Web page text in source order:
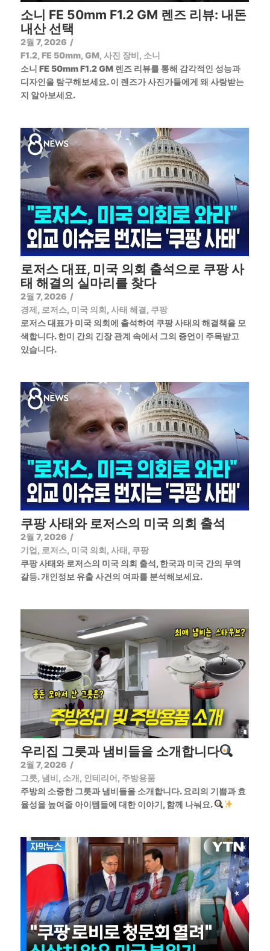
소니 FE 50mm F1.2 GM 렌즈 리뷰: 내돈
내산 선택
2월 7, 2026 /
F1.2, FE 50mm, GM, 사진 장비, 소니
소니 FE 50mm F1.2 GM 렌즈 리뷰를 통해 감각적인 성능과
디자인을 탐구해보세요. 이 렌즈가 사진가들에게 왜 사랑받는
지 알아보세요.
로저스 대표, 미국 의회 출석으로 쿠팡 사
태 해결의 실마리를 찾다
2월 7, 2026 /
경제, 로저스, 미국 의회, 사태 해결, 쿠팡
로저스 대표가 미국 의회에 출석하여 쿠팡 사태의 해결책을 모
색합니다. 한미 간의 긴장 관계 속에서 그의 증언이 주목받고
있습니다.
쿠팡 사태와 로저스의 미국 의회 출석
2월 7, 2026 /
기업 , 로저스, 미국 의회 ,사태 , 쿠팡
쿠팡 사태와 로저스의 미국 의회 출석, 한국과 미국 간의 무역
갈등. 개인정보 유출 사건의 여파를 분석해보세요.
우리집 그릇과 냄비들을 소개합니다
2월 7, 2026 /
그릇, 냄비, 소개, 인테리어, 주방용품
주방의 소중한 그릇과 냄비들을 소개합니다. 요리의 기쁨과 효
율성을 높여줄 아이템들에 대한 이야기, 함께 나눠요.